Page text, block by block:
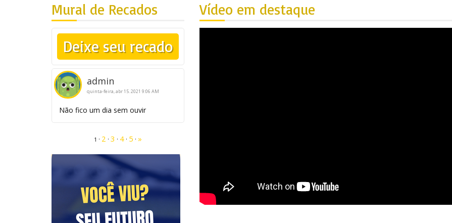
Mural de Recados
Deixe seu recado
admin
quinta-feira, abr 15. 2021 9:06 AM
Não fico um dia sem ouvir
1 · 2 · 3 · 4· 5 · »
Vídeo em destaque